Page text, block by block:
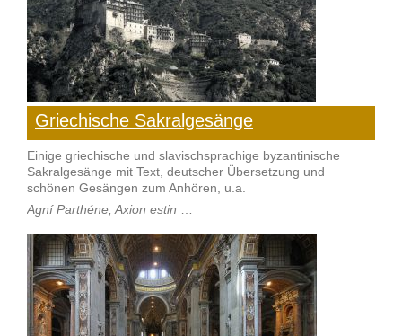
Griechische Sakralgesänge
Einige griechische und slavischsprachige byzantinische
Sakralgesänge mit Text, deutscher Übersetzung und
schönen Gesängen zum Anhören, u.a.
Agní Parthéne; Axion estin